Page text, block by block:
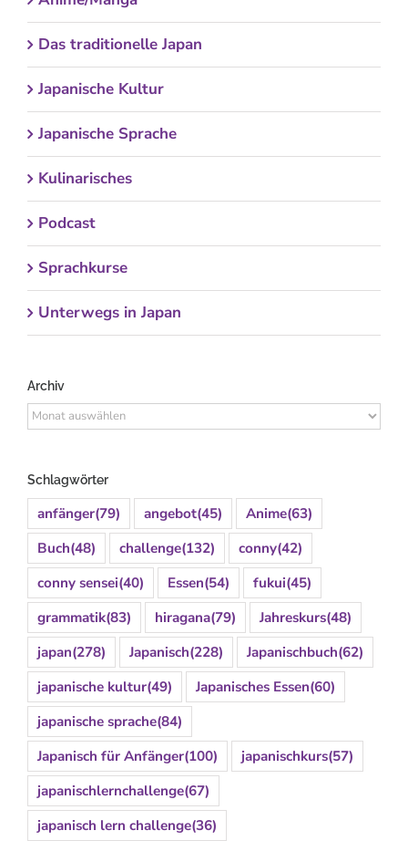
Das traditionelle Japan
Japanische Kultur
Japanische Sprache
Kulinarisches
Podcast
Sprachkurse
Unterwegs in Japan
Archiv
Archiv
Schlagwörter
anfänger(79) angebot(45) Anime(63)
Buch(48) challenge(132) conny(42)
conny sensei(40) Essen(54) fukui(45)
grammatik(83) hiragana(79) Jahreskurs(48)
japan(278) Japanisch(228) Japanischbuch(62)
japanische kultur(49) Japanisches Essen(60)
japanische sprache(84)
Japanisch für Anfänger(100) japanischkurs(57)
japanischlernchallenge(67)
japanisch lern challenge(36)